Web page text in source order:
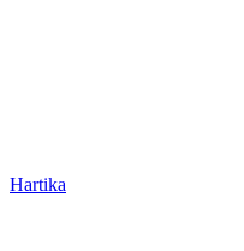
Hartika